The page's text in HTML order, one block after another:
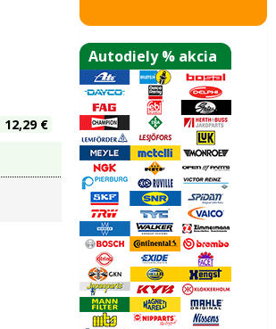
12,29 €
Autodiely % akcia